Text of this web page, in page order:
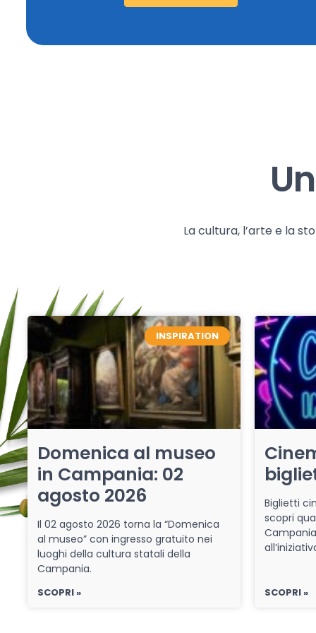
La cultura, l’arte e la
INSPIRATION
Domenica al museo
in Campania: 02
agosto 2026
Il 02 agosto 2026 torna la “Domenica
al museo” con ingresso gratuito nei
luoghi della cultura statali della
Campania.
SCOPRI »
Biglietti
scopri
SCOPRI »